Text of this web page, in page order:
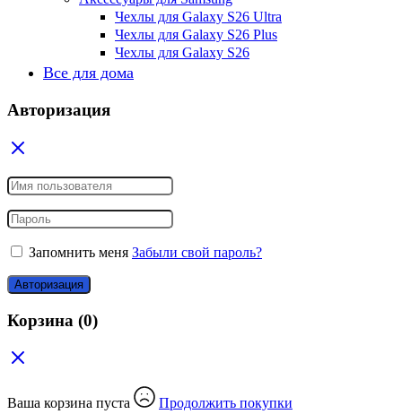
Чехлы для Galaxy S26 Ultra
Чехлы для Galaxy S26 Plus
Чехлы для Galaxy S26
Все для дома
Авторизация
Запомнить меня Забыли свой пароль?
Авторизация
Корзина (0)
Ваша корзина пуста Продолжить покупки